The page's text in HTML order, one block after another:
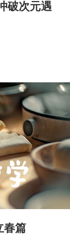
破次元遇
春篇